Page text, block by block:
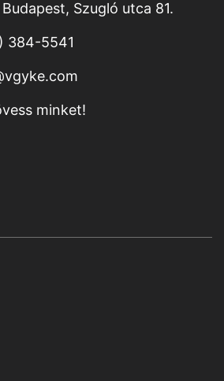
Budapest, Szugló utca 81.
384-5541
minket!